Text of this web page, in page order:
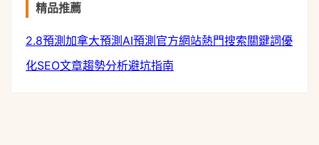
精品推薦
2.8預測 加拿大預測 AI預測 官方網站熱門搜索關鍵詞優
化SEO文章趨勢分析避坑指南